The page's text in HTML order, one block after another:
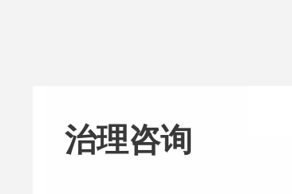
治理咨询